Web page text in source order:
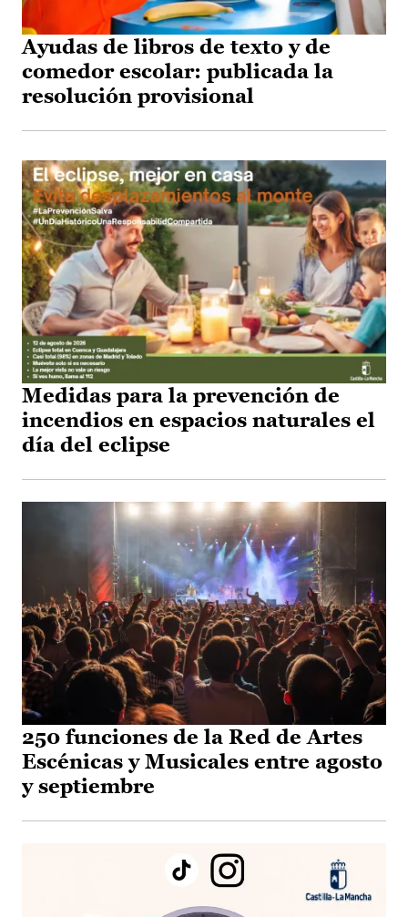
Ayudas de libros de texto y de
comedor escolar: publicada la
resolución provisional
Medidas para la prevención de
incendios en espacios naturales el
día del eclipse
250 funciones de la Red de Artes
Escénicas y Musicales entre agosto
y septiembre